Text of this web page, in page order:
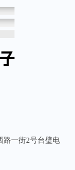
路一街2号台璧电